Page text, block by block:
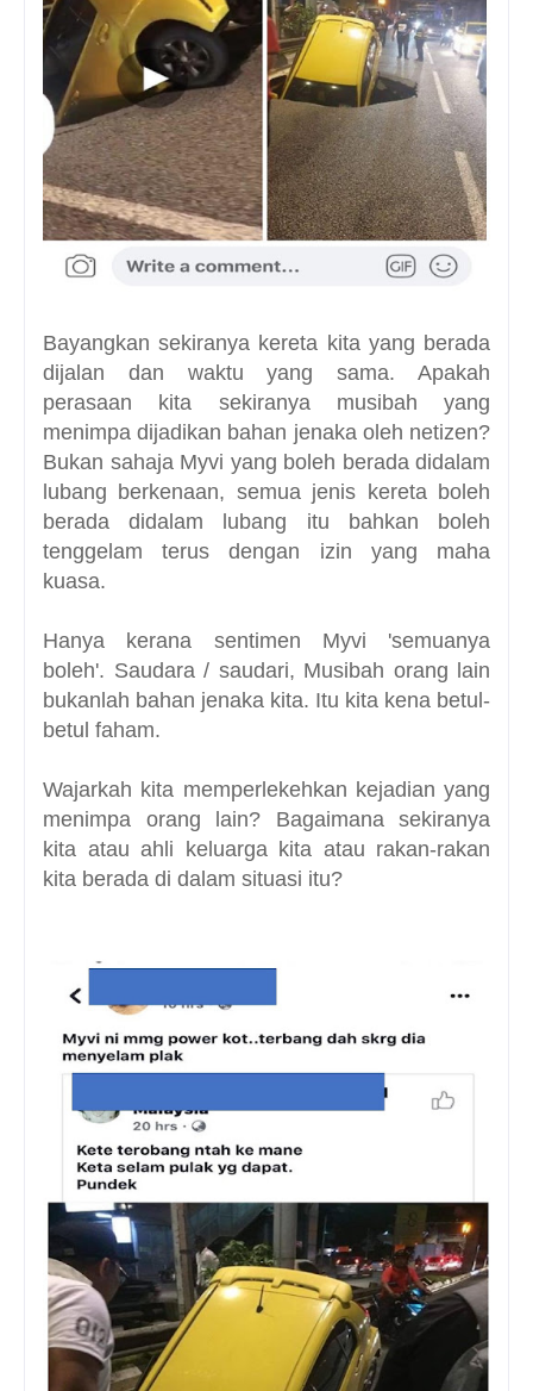
Bayangkan sekiranya kereta kita yang berada
dijalan dan waktu yang sama. Apakah
perasaan kita sekiranya musibah yang
menimpa dijadikan bahan jenaka oleh netizen?
Bukan sahaja Myvi yang boleh berada didalam
lubang berkenaan, semua jenis kereta boleh
berada didalam lubang itu bahkan boleh
tenggelam terus dengan izin yang maha
kuasa.
Hanya kerana sentimen Myvi 'semuanya
boleh'. Saudara / saudari, Musibah orang lain
bukanlah bahan jenaka kita. Itu kita kena betul-
betul faham.
Wajarkah kita memperlekehkan kejadian yang
menimpa orang lain? Bagaimana sekiranya
kita atau ahli keluarga kita atau rakan-rakan
kita berada di dalam situasi itu?